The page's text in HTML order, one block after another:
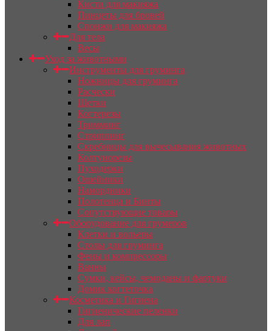
Кисти для макияжа
Пинцеты для бровей
Спонжи для макияжа
Для тела
Весы
Уход за животными
Инструменты для груминга
Ножницы для груминга
Расчески
Щетки
Когтерезы
Тримминг
Стриппинг
Скребницы для вычесывания животных
Колтунорезы
Пуходерки
Ошейники
Намордники
Полотенца и Бинты
Сопутствующие товары
Оборудование для грумеров
Клетки и вольеры
Столы для груминга
Фены и компрессоры
Ванны
Сумки, кейсы, чемоданы и фартуки
Домик когтеточка
Косметика и Гигиена
Гигиенические пеленки
Для лап